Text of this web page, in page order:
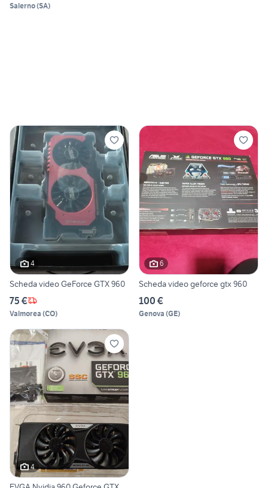
Salerno(SA)
4
Scheda video GeForce GTX 960
75 €
Valmorea (CO)
6
Scheda video geforce gtx 960
100 €
Genova (GE)
4